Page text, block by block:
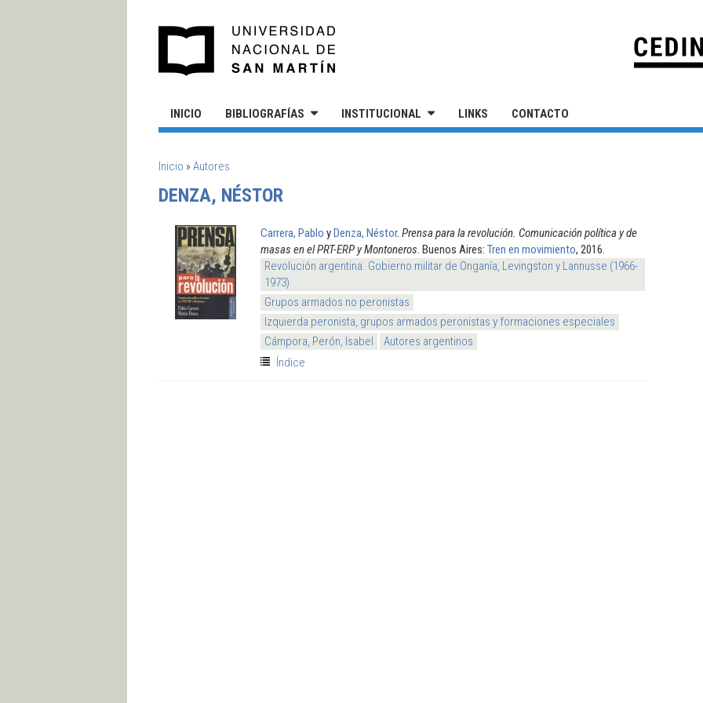
INICIO BIBLIOGRAFÍAS INSTITUCIONAL LINKS CONTACTO
SE ENCUENTRA USTED AQUÍ
Inicio »Autores
DENZA, NÉSTOR
Carrera, Pablo yDenza, Néstor. Prensa para la revolución. Comunicación política y de
masas en el PRT-ERP y Montoneros . Buenos Aires: Tren en movimiento, 2016.
Revolución argentina. Gobierno militar de Onganía, Levingston y Lannusse (1966-
1973)
Grupos armados no peronistas
Izquierda peronista, grupos armados peronistas y formaciones especiales
Cámpora, Perón, Isabel
Autores argentinos
Índice